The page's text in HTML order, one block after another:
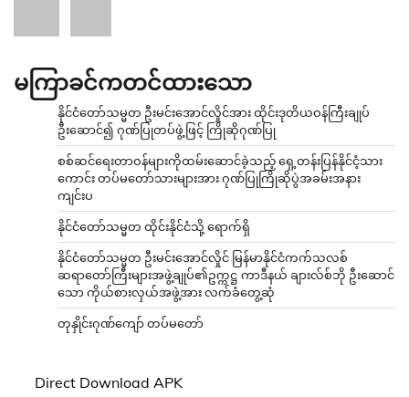
မကြာခင်ကတင်ထားသော
နိုင်ငံတော်သမ္မတ ဦးမင်းအောင်လှိုင်အား ထိုင်းဒုတိယဝန်ကြီးချုပ်
ဦးဆောင်၍ ဂုဏ်ပြုတပ်ဖွဲ့ဖြင့် ကြိုဆိုဂုဏ်ပြု
စစ်ဆင်ရေးတာဝန်များကိုထမ်းဆောင်ခဲ့သည့် ရှေ့တန်းပြန်နိုင်ငံ့သား
ကောင်း တပ်မတော်သားများအား ဂုဏ်ပြုကြိုဆိုပွဲအခမ်းအနား
ကျင်းပ
နိုင်ငံတော်သမ္မတ ထိုင်းနိုင်ငံသို့ ရောက်ရှိ
နိုင်ငံတော်သမ္မတ ဦးမင်းအောင်လှိုင် မြန်မာနိုင်ငံကက်သလစ်
ဆရာတော်ကြီးများအဖွဲ့ချုပ်၏ဥက္ကဋ္ဌ ကာဒီနယ် ချားလ်စ်ဘို ဦးဆောင်
သော ကိုယ်စားလှယ်အဖွဲ့အား လက်ခံတွေ့ဆုံ
တုနှိုင်းဂုဏ်ကျော် တပ်မတော်
Direct Download APK